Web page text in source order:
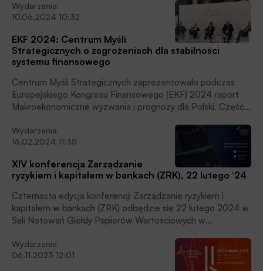
średnioroczną wartość 4% w 2024 roku i wzrośnie do
4,5% w 2025 roku; w 2026 roku sięgnie 3,2% i tym samym
znajdzie się poniżej górnej granicy pasma odchyleń od celu
banku centralnego. Rada Polityki Pieniężnej (RPP) będzie
utrzymywać niezmienione stopy procentowe przez cały
2024 roku – według ekspertów EKF.
Wydarzenia
10.06.2024 10:32
EKF 2024: Centrum Myśli
Strategicznych o zagrożeniach dla stabilności
systemu finansowego
Centrum Myśli Strategicznych zaprezentowało podczas
Europejskiego Kongresu Finansowego (EKF) 2024 raport
Makroekonomiczne wyzwania i prognozy dla Polski. Część
finansowego. Tegoroczny Europejski Kongres Finansowy
(10-12.06.2024) odbywa się pod hasłem „Czy chcemy
Wydarzenia
16.02.2024 11:35
XIV konferencja Zarządzanie
ryzykiem i kapitałem w bankach (ZRK), 22 lutego ‘24
Czternasta edycja konferencji Zarządzanie ryzykiem i
kapitałem w bankach (ZRK) odbędzie się 22 lutego 2024 w
Sali Notowań Giełdy Papierów Wartościowych w
Wydarzenia
06.11.2023 12:01